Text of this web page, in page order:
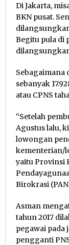
Di Jakarta,
BKN pusat.
Begitu pula di
Sebagaimana
sebanyak
atau CPNS
“Setelah
Agustus lalu,
lowongan
kementerian/
yaitu Provinsi
Birokrasi
Asman
tahun 2017
pegawai pada
pengganti